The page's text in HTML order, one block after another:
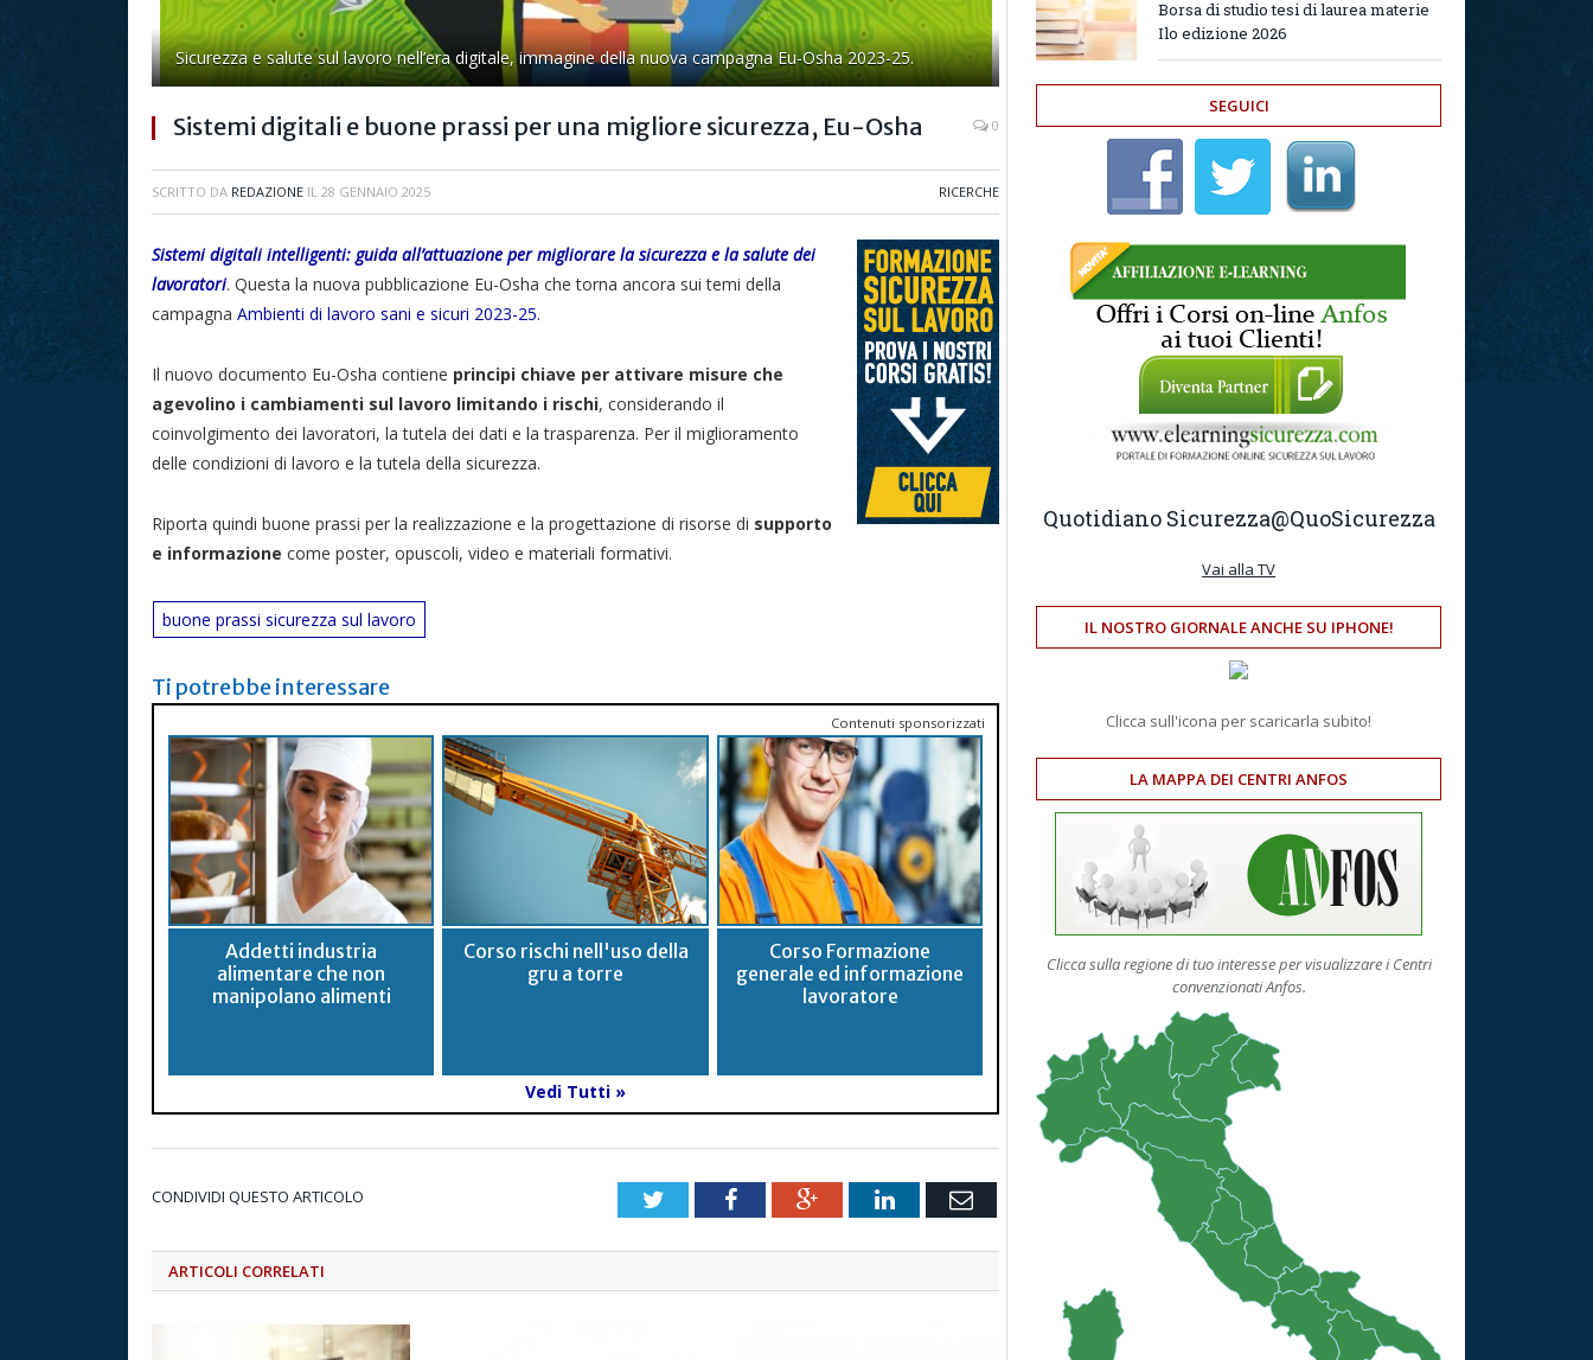
Sicurezza e salute sul lavoro nell’era digitale, immagine della nuova campagna Eu-Osha 2023-25.
Sistemi digitali e buone prassi per una migliore sicurezza, Eu-Osha 0
SCRITTO DA REDAZIONE IL 28 GENNAIO 2025 RICERCHE
Sistemi digitali intelligenti: guida all’attuazione per migliorare la sicurezza e la salute dei
lavoratori. Questa la nuova pubblicazione Eu-Osha che torna ancora sui temi della
campagna Ambienti di lavoro sani e sicuri 2023-25.
Il nuovo documento Eu-Osha contiene principi chiave per attivare misure che
agevolino i cambiamenti sul lavoro limitando i rischi, considerando il
coinvolgimento dei lavoratori, la tutela dei dati e la trasparenza. Per il miglioramento
delle condizioni di lavoro e la tutela della sicurezza.
Riporta quindi buone prassi per la realizzazione e la progettazione di risorse di supporto
e informazione come poster, opuscoli, video e materiali formativi.
buone prassi sicurezza sul lavoro
Ti potrebbe interessare
Contenuti sponsorizzati
Addetti industria
alimentare che non
manipolano alimenti
Corso rischi nell'uso della
gru a torre
Corso Formazione
generale ed informazione
lavoratore
Vedi Tutti »
CONDIVIDI QUESTO ARTICOLO TwitterFacebookGoogle+LinkedInEmail
ARTICOLI CORRELATI
Borsa di studio tesi di laurea materie
Ilo edizione 2026
SEGUICI
Quotidiano Sicurezza@QuoSicurezza
Vai alla TV
IL NOSTRO GIORNALE ANCHE SU IPHONE!
Clicca sull'icona per scaricarla subito!
LA MAPPA DEI CENTRI ANFOS
Clicca sulla regione di tuo interesse per visualizzare i Centri
convenzionati Anfos.